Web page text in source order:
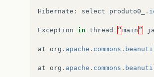
Hibernate : select produto0_ .
Exception in thread “ main ”
at org . apache . commons .
at org . apache . commons .